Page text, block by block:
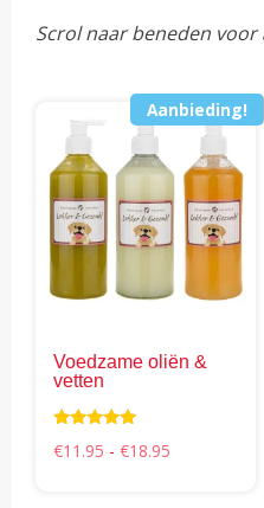
Scrol naar beneden
Aanbieding!
Voedzame oliën &
vetten
4.78
€11.95 - €18.95